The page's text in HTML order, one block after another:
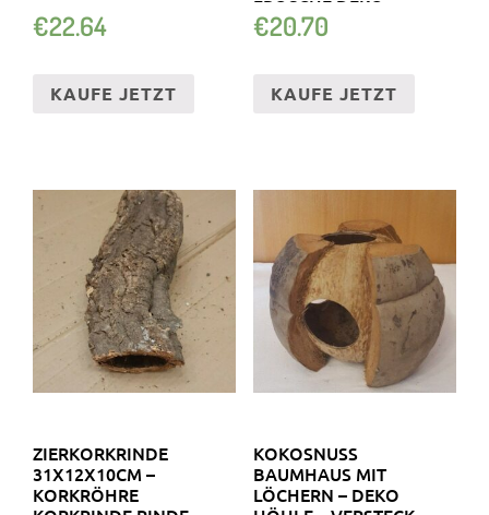
€22.64
KAUFE JETZT
FRÖSCHE DEKO
€20.70
KAUFE JETZT
ZIERKORKRINDE
31X12X10CM –
KORKRÖHRE
KOKOSNUSS
BAUMHAUS MIT
LÖCHERN – DEKO